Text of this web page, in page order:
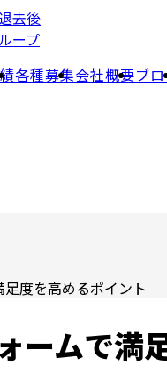
各種募集会社概要ブ
度を高めるポイント
ームで満